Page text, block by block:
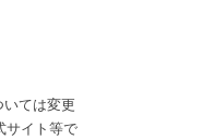
ては変更
サイト等で